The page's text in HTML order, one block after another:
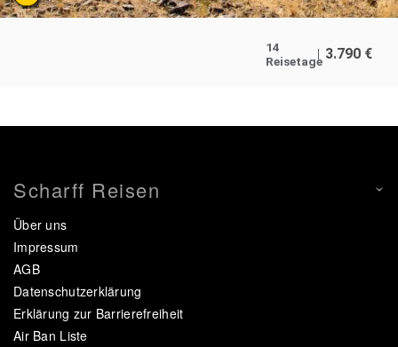
14
Reisetage 3.790 €
Scharff Reisen
Über uns
Impressum
AGB
Datenschutzerklärung
Erklärung zur Barrierefreiheit
Air Ban Liste